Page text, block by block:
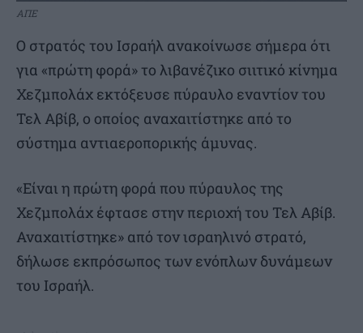
ΑΠΕ
Ο στρατός του Ισραήλ ανακοίνωσε σήμερα ότι
για «πρώτη φορά» το λιβανέζικο σιιτικό κίνημα
Χεζμπολάχ εκτόξευσε πύραυλο εναντίον του
Τελ Αβίβ, ο οποίος αναχαιτίστηκε από το
σύστημα αντιαεροπορικής άμυνας.
«Είναι η πρώτη φορά που πύραυλος της
Χεζμπολάχ έφτασε στην περιοχή του Τελ Αβίβ.
Αναχαιτίστηκε» από τον ισραηλινό στρατό,
δήλωσε εκπρόσωπος των ενόπλων δυνάμεων
του Ισραήλ.